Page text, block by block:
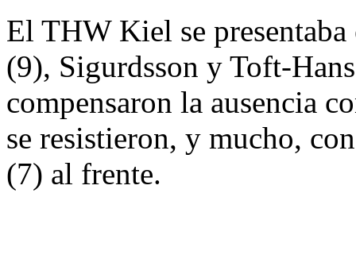
El THW Kiel se
(9), Sigurdsson y Toft-
compensaron la ausencia
se resistieron, y mucho,
(7) al frente.